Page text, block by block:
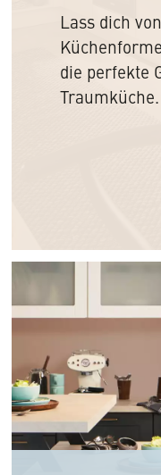
Lass dich
die perfekte
Traumküche.